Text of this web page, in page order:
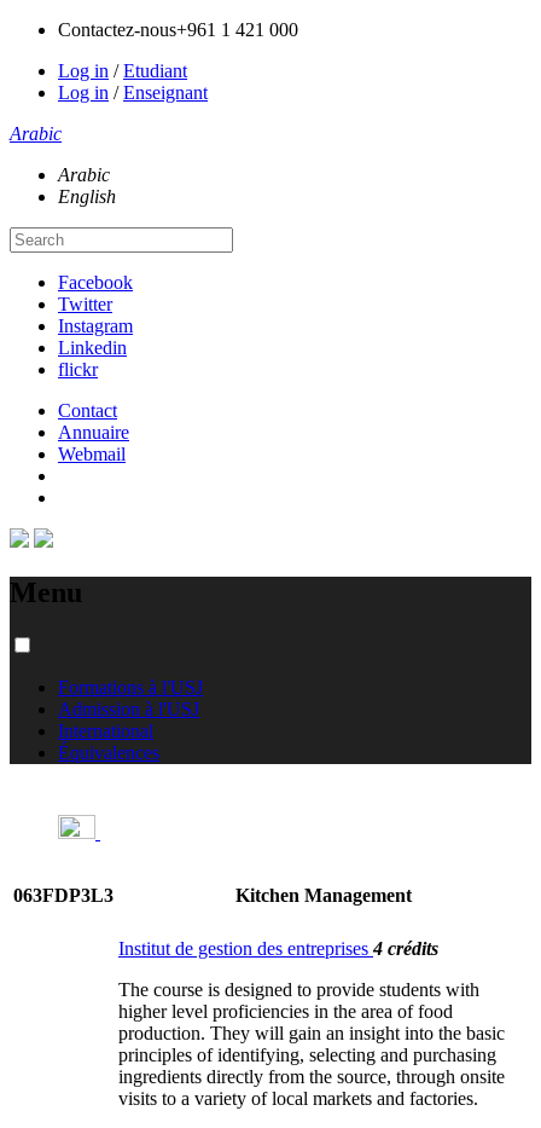
Contactez-nous+961 1 421 000
Log in /Etudiant
Log in /Enseignant
Arabic
Arabic
English
Facebook
Twitter
Instagram
Linkedin
flickr
Contact
Annuaire
Webmail
Menu
Formations à l'USJ
Admission à l'USJ
International
Équivalences
063FDP3L3 Kitchen Management
Institut de gestion des entreprises4 crédits
The course is designed to provide students with
higher level proficiencies in the area of food
production. They will gain an insight into the basic
principles of identifying, selecting and purchasing
ingredients directly from the source, through onsite
visits to a variety of local markets and factories.